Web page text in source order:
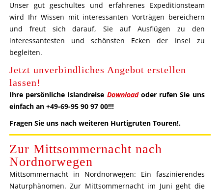
Unser gut geschultes und erfahrenes Expeditionsteam
wird Ihr Wissen mit interessanten Vorträgen bereichern
und freut sich darauf, Sie auf Ausflügen zu den
interessantesten und schönsten Ecken der Insel zu
begleiten.
Jetzt unverbindliches Angebot erstellen
lassen!
Ihre persönliche Islandreise Downloadoder rufen Sie uns
einfach an +49-69-95 90 97 00!!!
Fragen Sie uns nach weiteren Hurtigruten Touren!.
Zur Mittsommernacht nach
Nordnorwegen
Mittsommernacht in Nordnorwegen: Ein faszinierendes
Naturphänomen. Zur Mittsommernacht im Juni geht die